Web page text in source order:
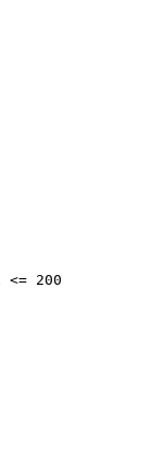
<= 200